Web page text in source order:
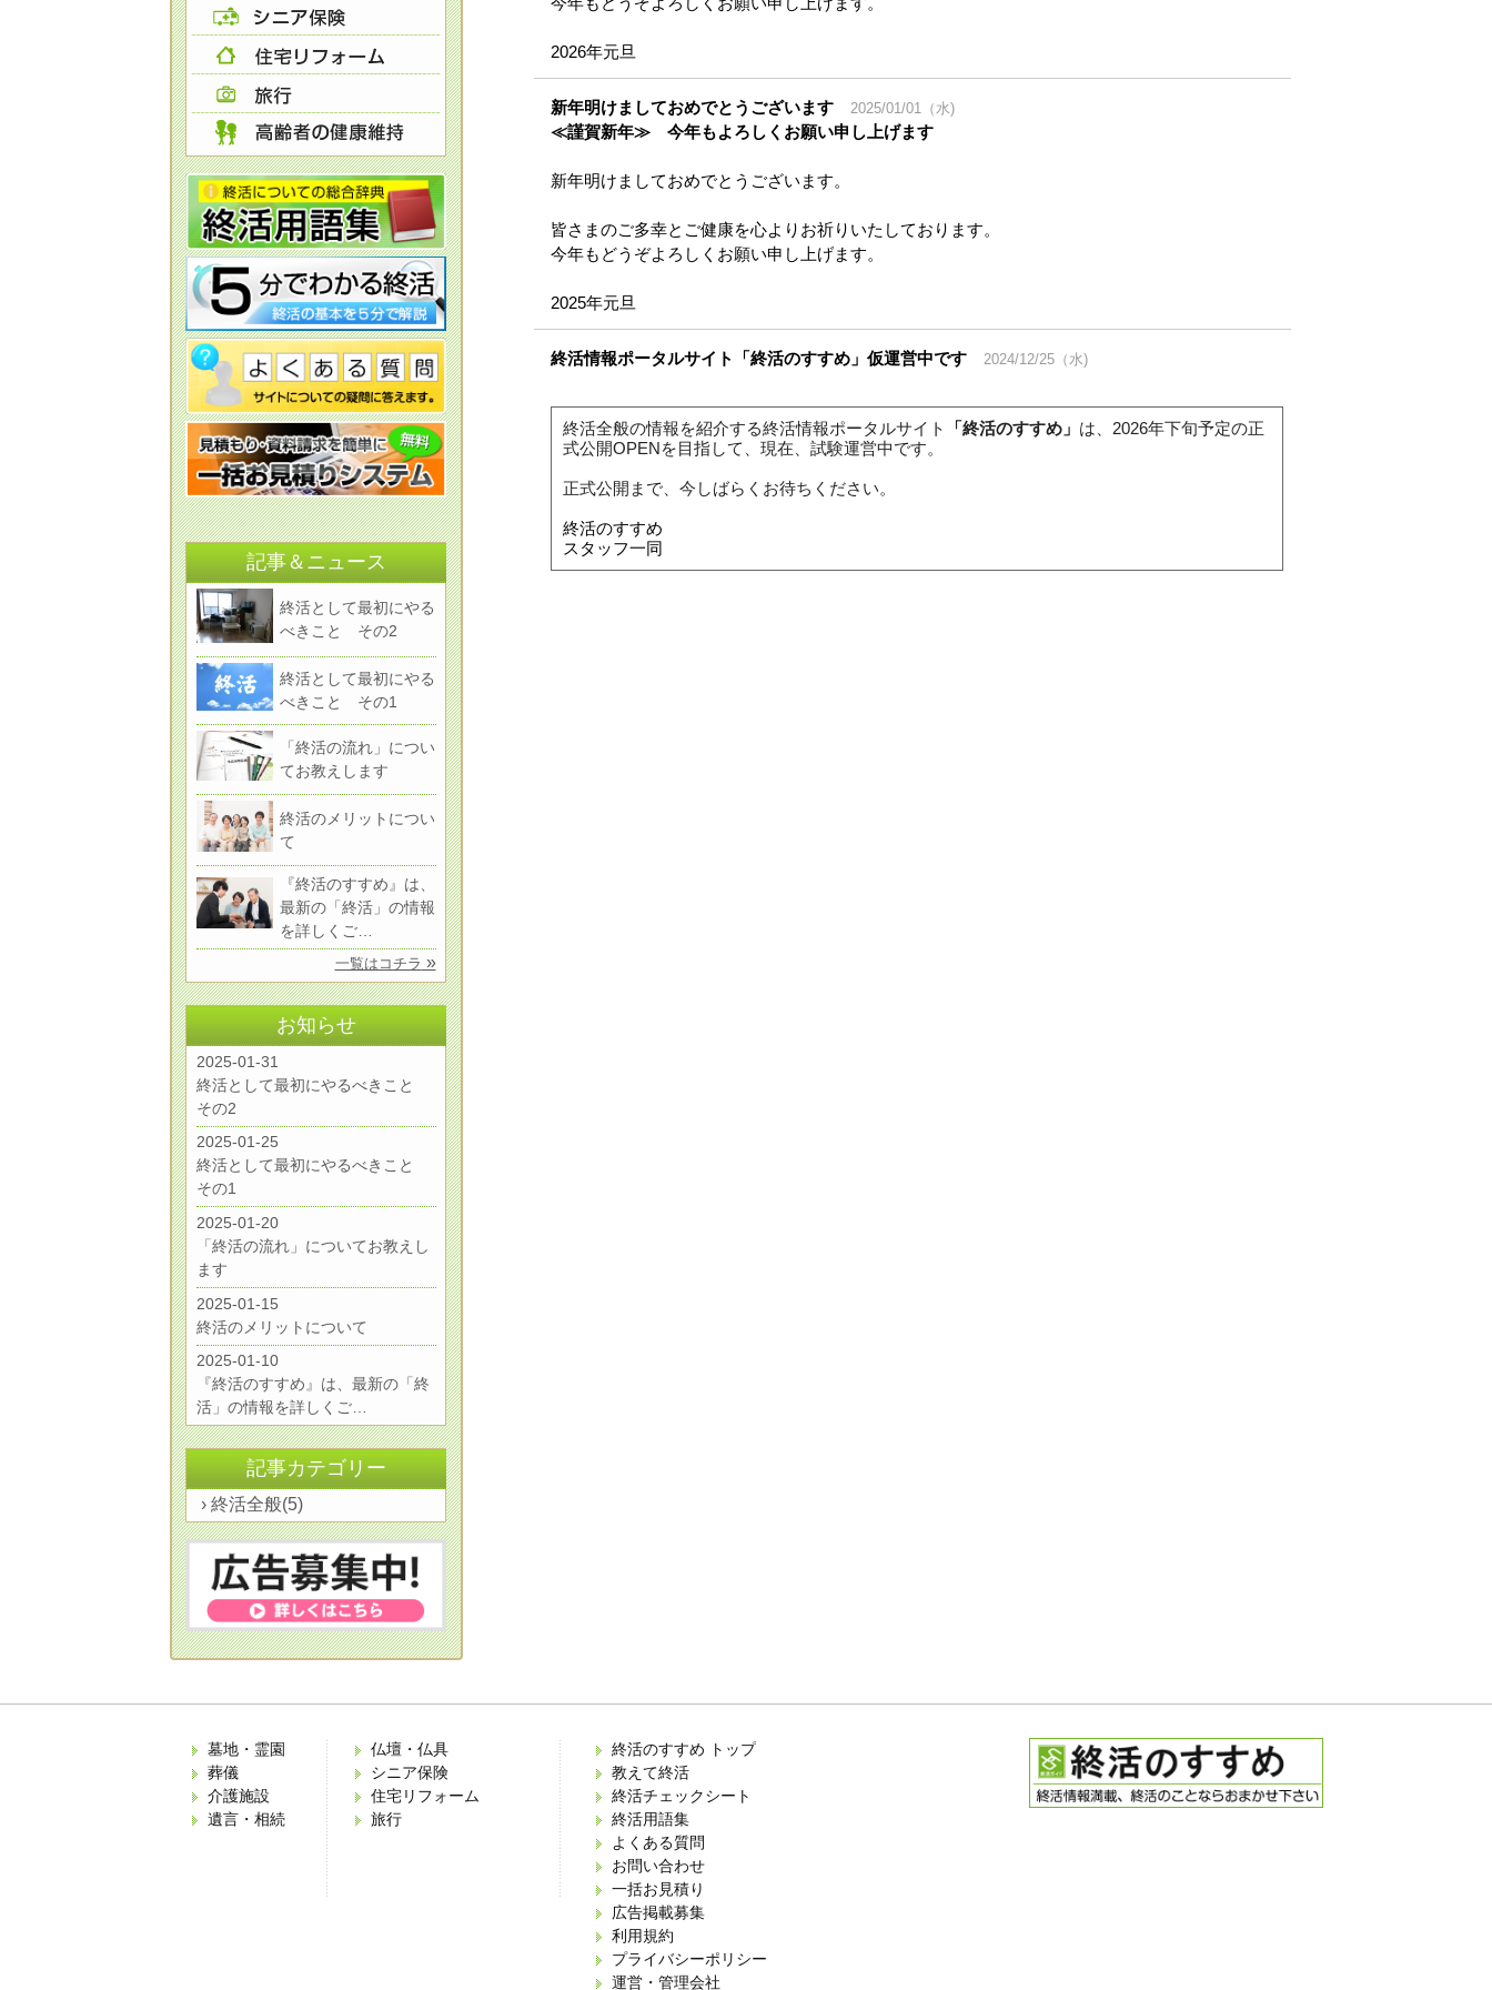
2026年元旦
新年明けましておめでとうございます 2025/01/01（水)
≪謹賀新年≫ 今年もよろしくお願い申し上げます
新年明けましておめでとうございます。
皆さまのご多幸とご健康を心よりお祈りいたしております。
今年もどうぞよろしくお願い申し上げます。
2025年元旦
終活情報ポータルサイト「終活のすすめ」仮運営中です 2024/12/25（水)
終活全般の情報を紹介する終活情報ポータルサイト 「終活のすすめ」 は、2026年下旬予定の正
式公開OPENを目指して、現在、試験運営中です。
正式公開まで、今しばらくお待ちください。
終活のすすめ
スタッフ一同
記事＆ニュース
終活として最初にやる
べきこと その2
終活として最初にやる
べきこと その1
「終活の流れ」につい
てお教えします
終活のメリットについ
て
『終活のすすめ』は、
最新の「終活」の情報
を詳しくご…
一覧はコチラ »
お知らせ
2025-01-31
終活として最初にやるべきこと
その2
2025-01-25
終活として最初にやるべきこと
その1
2025-01-20
「終活の流れ」についてお教えし
ます
2025-01-15
終活のメリットについて
2025-01-10
『終活のすすめ』は、最新の「終
活」の情報を詳しくご…
記事カテゴリー
› 終活全般(5)
墓地・霊園
仏壇・仏具
葬儀
シニア保険
介護施設
住宅リフォーム
遺言・相続
旅行
終活のすすめ トップ
教えて終活
終活チェックシート
終活用語集
よくある質問
お問い合わせ
一括お見積り
広告掲載募集
利用規約
プライバシーポリシー
運営・管理会社